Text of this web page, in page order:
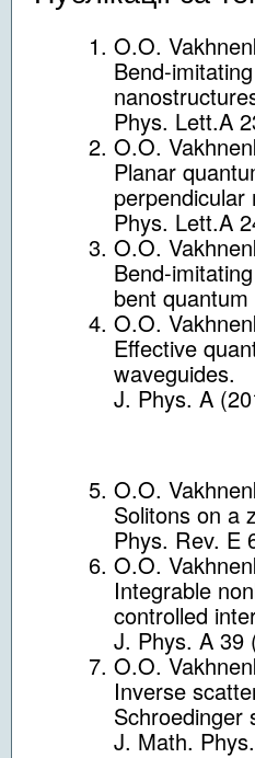
O.O.
Bend-
Phys. Lett.A
O.O.
Planar
perpendicular
Phys. Lett.A
O.O.
Bend-
bent
O.O.
Effective
waveguides.
J. Phys. A
O.O.
Solitons on a
Phys. Rev. E
O.O.
Integrable
controlled
J. Phys. A 39
O.O.
Inverse
Schroedinger
J. Math.